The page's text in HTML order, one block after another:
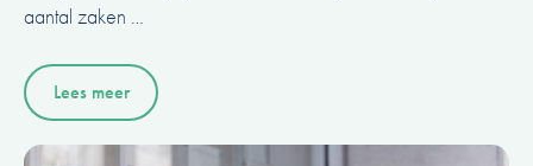
aantal zaken …
Lees meer